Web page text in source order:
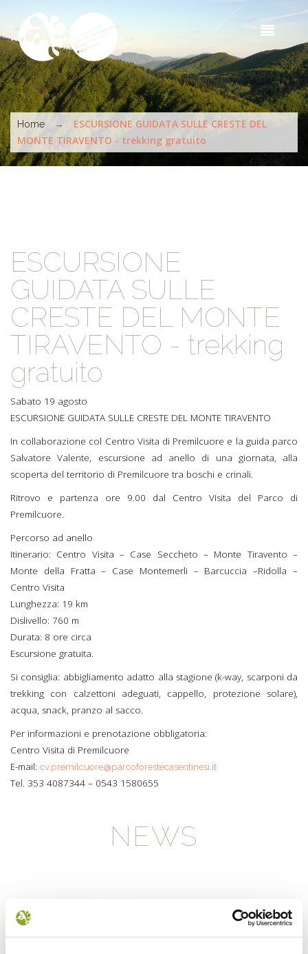
You are here
Home →
ESCURSIONE GUIDATA SULLE CRESTE DEL
MONTE TIRAVENTO - trekking gratuito
ESCURSIONE
GUIDATA SULLE
CRESTE DEL MONTE
TIRAVENTO - trekking
gratuito
Sabato 19 agosto
ESCURSIONE GUIDATA SULLE CRESTE DEL MONTE TIRAVENTO
In collaborazione col Centro Visita di Premilcuore e la guida parco
Salvatore Valente, escursione ad anello di una giornata, alla
scoperta del territorio di Premilcuore tra boschi e crinali.
Ritrovo e partenza ore 9.00 dal Centro Visita del Parco di
Premilcuore.
Percorso ad anello
Itinerario: Centro Visita – Case Seccheto – Monte Tiravento –
Monte della Fratta – Case Montemerli – Barcuccia –Ridolla –
Centro Visita
Lunghezza: 19 km
Dislivello: 760 m
Durata: 8 ore circa
Escursione gratuita.
Si consiglia: abbigliamento adatto alla stagione (k-way, scarponi da
trekking con calzettoni adeguati, cappello, protezione solare),
acqua, snack, pranzo al sacco.
Per informazioni e prenotazione obbligatoria:
Centro Visita di Premilcuore
E-mail: cv.premilcuore@parcoforestecasentinesi.it
Tel. 353 4087344 – 0543 1580655
NEWS